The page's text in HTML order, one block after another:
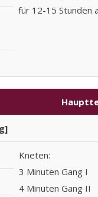
für 12-15 Stunden
Kneten:
3 Minuten Gang I
4 Minuten Gang II